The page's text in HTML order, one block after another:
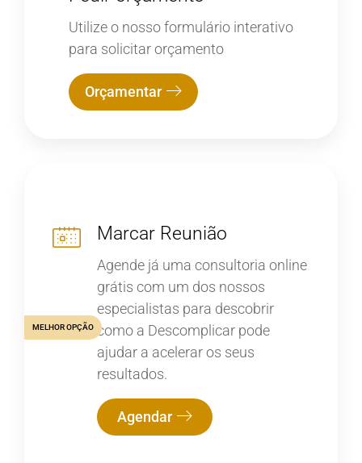
Utilize o nosso formulário interativo
para solicitar orçamento
Orçamentar
Marcar Reunião
Agende já uma consultoria online
grátis com um dos nossos
especialistas para descobrir
como a Descomplicar pode
ajudar a acelerar os seus
resultados.
Agendar
MELHOR OPÇÃO